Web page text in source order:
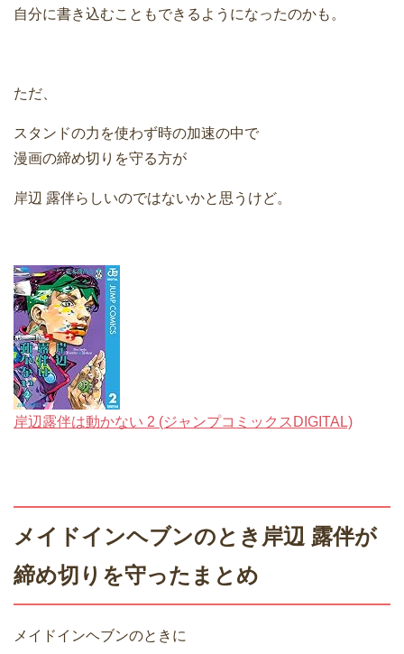
自分に書き込むこともできるようになったのかも。
ただ、
スタンドの力を使わず時の加速の中で
漫画の締め切りを守る方が
岸辺 露伴らしいのではないかと思うけど。
岸辺露伴は動かない 2 (ジャンプコミックスDIGITAL)
メイドインヘブンのとき岸辺 露伴が
締め切りを守ったまとめ
メイドインヘブンのときに